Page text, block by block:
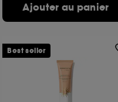
Ajouter au panier
Best seller